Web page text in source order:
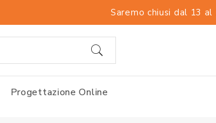
Saremo chiusi dal 13
Progettazione Online